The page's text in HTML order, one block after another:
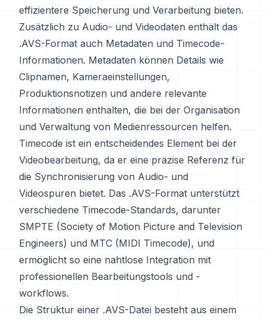
effizientere Speicherung und Verarbeitung bieten.
Zusätzlich zu Audio- und Videodaten enthält das
.AVS-Format auch Metadaten und Timecode-
Informationen. Metadaten können Details wie
Clipnamen, Kameraeinstellungen,
Produktionsnotizen und andere relevante
Informationen enthalten, die bei der Organisation
und Verwaltung von Medienressourcen helfen.
Timecode ist ein entscheidendes Element bei der
Videobearbeitung, da er eine präzise Referenz für
die Synchronisierung von Audio- und
Videospuren bietet. Das .AVS-Format unterstützt
verschiedene Timecode-Standards, darunter
SMPTE (Society of Motion Picture and Television
Engineers) und MTC (MIDI Timecode), und
ermöglicht so eine nahtlose Integration mit
professionellen Bearbeitungstools und -
workflows.
Die Struktur einer .AVS-Datei besteht aus einem